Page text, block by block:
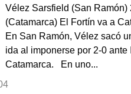
Vélez Sarsfield (San Ramón)
(Catamarca) El Fortín va a
En San Ramón, Vélez sacó
ida al imponerse por 2-0
Catamarca. En uno...